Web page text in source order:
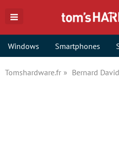
Windows Smartphones
Tomshardware.fr Bernard